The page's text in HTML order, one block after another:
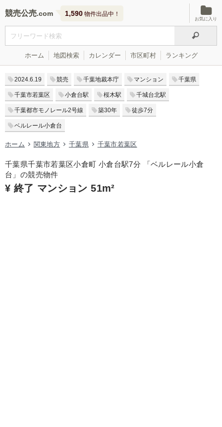
競売公売 1,590 物件出品中！
お気に入り
ホーム 地図検索 カレンダー 市区町村 ランキング
2024.6.19 競売 千葉地裁本庁 マンション 千葉県
千葉市若葉区 小倉台駅 桜木駅 千城台北駅
千葉都市モノレール2号線 築30年 徒歩7分
ベルレール小倉台
ホーム 関東地方 千葉県 千葉市若葉区
千葉県千葉市若葉区小倉町 小倉台駅7分 「ベルレール小倉
台」の競売物件
¥ 終了 マンション 51m²